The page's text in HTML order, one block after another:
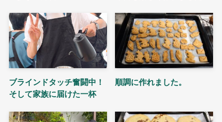
ブラインドタッチ奮闘中！
そして家族に届けた一杯
順調に作れました。